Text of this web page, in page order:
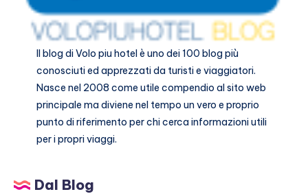
Il blog diVolo piu hotelè uno dei 100 blog più
conosciuti ed apprezzati da turisti e viaggiatori.
Nasce nel 2008 come utile compendio al sito web
principale ma diviene nel tempo un vero e proprio
punto di riferimento per chi cerca informazioni utili
per i propri viaggi.
Dal Blog